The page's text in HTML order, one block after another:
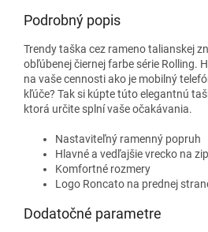
Podrobný popis
Trendy taška cez rameno talianskej
obľúbenej čiernej farbe série Rolling.
na vaše cennosti ako je mobilný
kľúče? Tak si kúpte túto elegantnú
ktorá určite splní vaše očakávania.
Nastaviteľný ramenný popruh
Hlavné a vedľajšie vrecko na
Komfortné rozmery
Logo Roncato na prednej
Dodatočné parametre